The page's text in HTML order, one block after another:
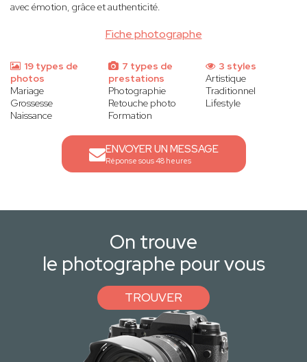
Fiche photographe
avec émotion, grâce et authenticité.
19 types de
photos
Mariage
Grossesse
Naissance
7 types de
prestations
Photographie
Retouche photo
Formation
3 styles
Artistique
Traditionnel
Lifestyle
ENVOYER UN MESSAGE
Réponse sous 48 heures
On trouve
le photographe pour vous
TROUVER